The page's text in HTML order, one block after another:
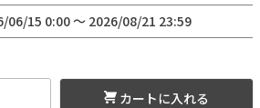
06/15 0:00〜 2026/08/21 23:59
カートに入れる